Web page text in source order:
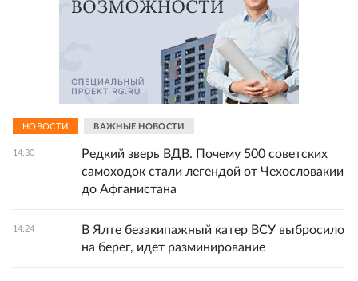
НОВОСТИ ВАЖНЫЕ НОВОСТИ
14:30
Редкий зверь ВДВ. Почему 500 советских
самоходок стали легендой от Чехословакии
до Афганистана
14:24
В Ялте безэкипажный катер ВСУ выбросило
на берег, идет разминирование